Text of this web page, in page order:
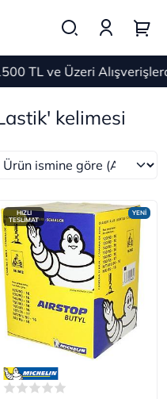
TL ve Üzeri
kelimesi
YENİ
HIZLI
TESLİMAT